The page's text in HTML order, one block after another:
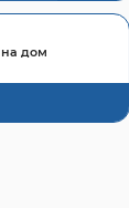
на дом